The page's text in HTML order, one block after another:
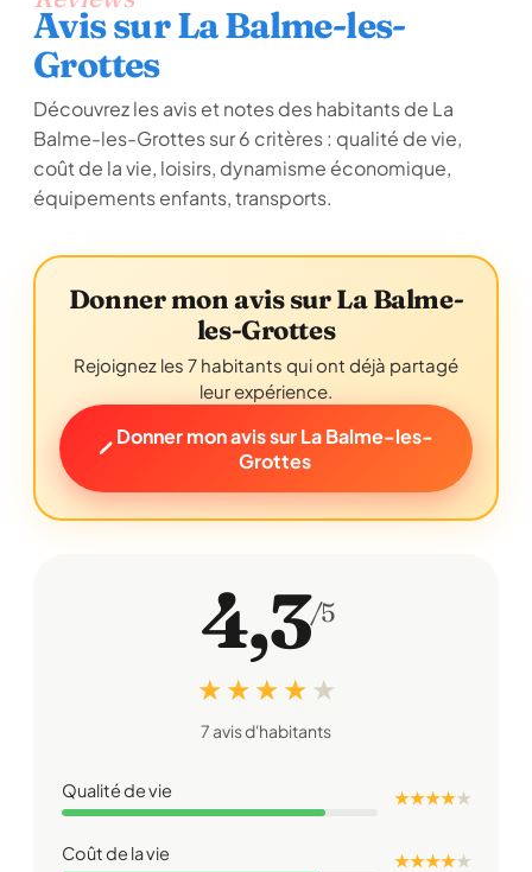
Avis sur La Balme-les-
Grottes
Découvrez les avis et notes des habitants de La
Balme-les-Grottes sur 6 critères : qualité de vie,
coût de la vie, loisirs, dynamisme économique,
équipements enfants, transports.
Donner mon avis sur La Balme-
les-Grottes
Rejoignez les 7 habitants qui ont déjà partagé
leur expérience.
Donner mon avis sur La Balme-les-
Grottes
4,3/5
★ ★ ★ ★ ★
7 avis d'habitants
Qualité de vie ★ ★ ★ ★★
Coût de la vie ★ ★ ★ ★★